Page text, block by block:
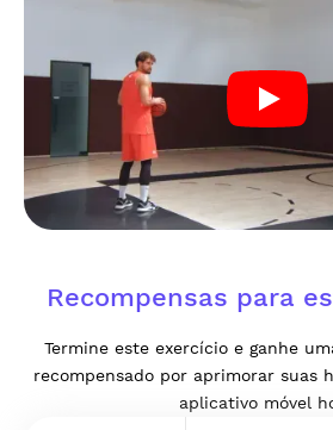
Recompensas para
Termine este exercício e ganhe
recompensado por aprimorar suas
aplicativo móvel